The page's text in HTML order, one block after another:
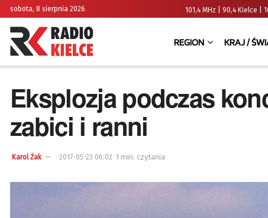
sobota, 8 sierpnia 2026 101,4 MHz | 90,4 Kielce |
REGION KRAJ /
Eksplozja podczas
zabici i ranni
Karol Żak 2017-05-23 06:02 1 min. czytania